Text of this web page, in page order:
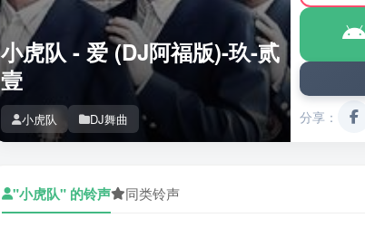
小虎队 - 爱 (DJ阿福版)-玖-贰
壹
小虎队 DJ舞曲 分享：
"小虎队" 的铃声 同类铃声